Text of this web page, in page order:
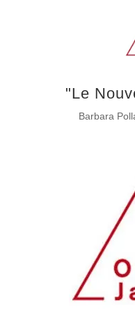
"Le
Barbara